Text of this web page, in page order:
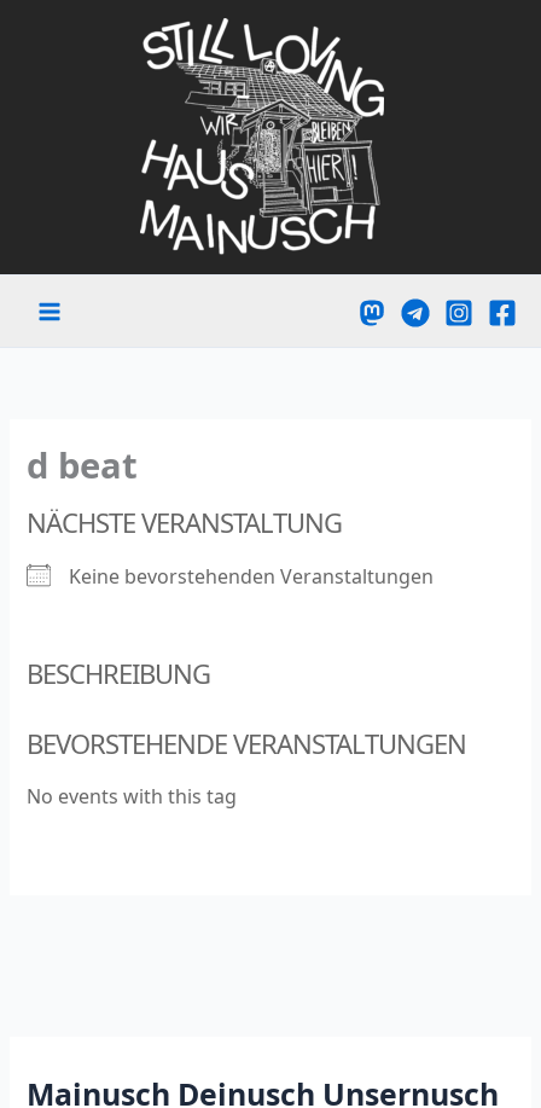
d beat
NÄCHSTE VERANSTALTUNG
Keine bevorstehenden Veranstaltungen
BESCHREIBUNG
BEVORSTEHENDE VERANSTALTUNGEN
No events with this tag
Mainusch Deinusch Unsernusch